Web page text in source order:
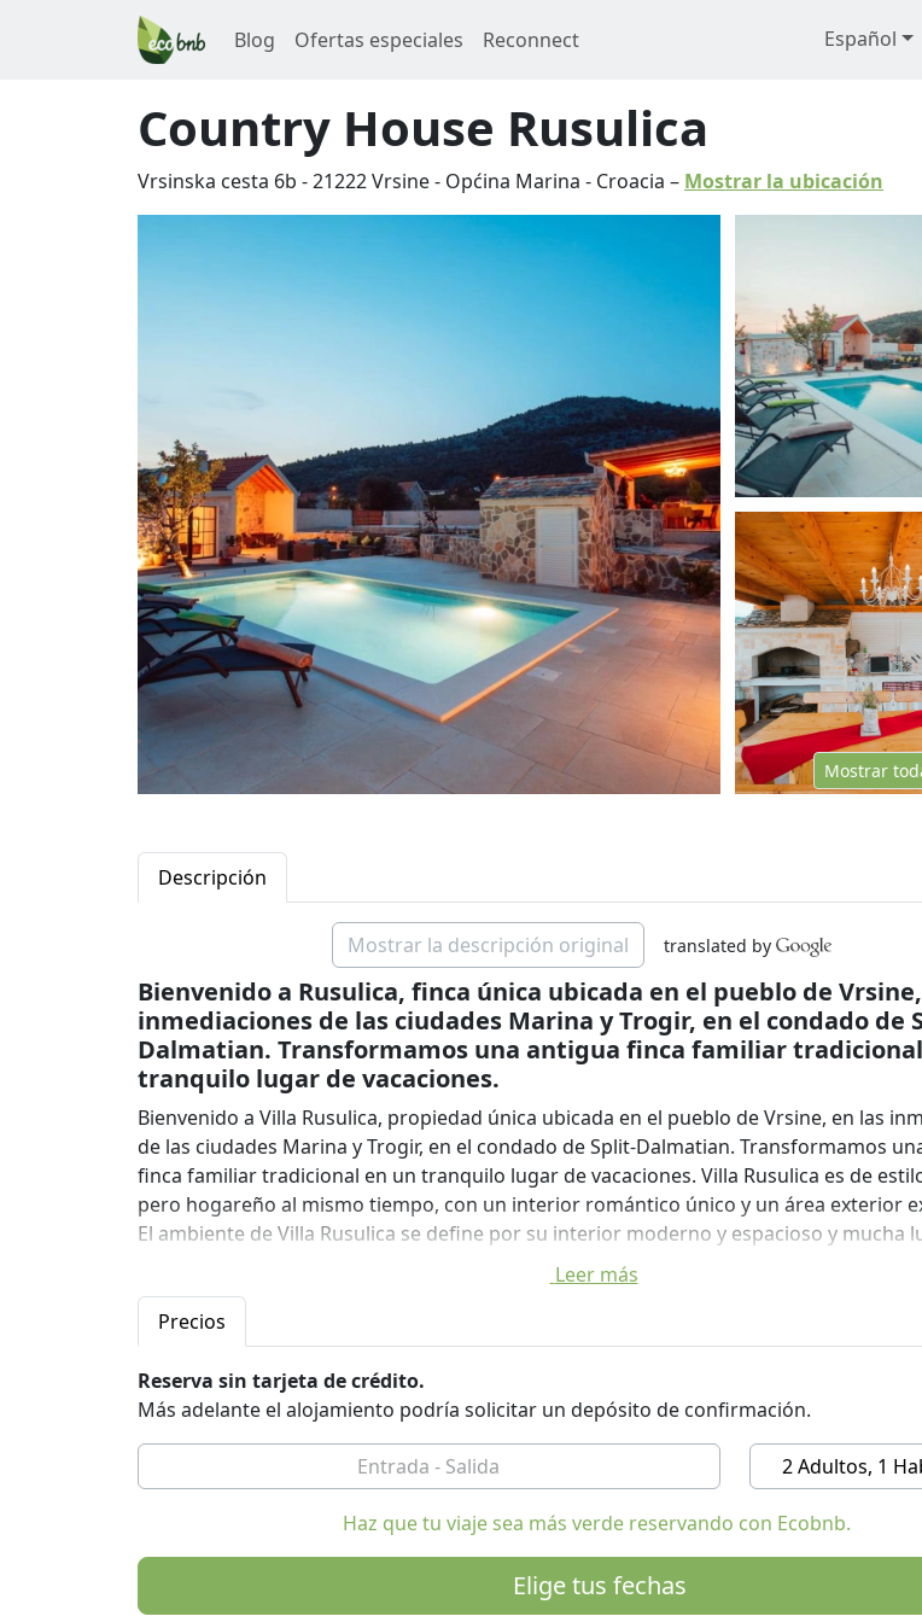
Blog Ofertas especiales Reconnect Español
Country House Rusulica
Vrsinska cesta 6b -21222Vrsine- Općina Marina - Croacia – Mostrar la ubicación
Mostrar
Descripción
Mostrar la descripción original translated by
Bienvenido a Rusulica, finca única ubicada en el pueblo de
inmediaciones de las ciudades Marina y Trogir, en el condado de
Dalmatian. Transformamos una antigua finca familiar
tranquilo lugar de vacaciones.
Bienvenido a Villa Rusulica, propiedad única ubicada en el pueblo de Vrsine, en las
de las ciudades Marina y Trogir, en el condado de Split-Dalmatian. Transformamos
finca familiar tradicional en un tranquilo lugar de vacaciones. Villa Rusulica es de
pero hogareño al mismo tiempo, con un interior romántico único y un área exterior
El ambiente de Villa Rusulica se define por su interior moderno y espacioso y mucha
Bienvenido a Villa Rusulica, propiedad única ubicada en el pueblo de Vrsine, en las
de las ciudades Marina y Trogir, en el condado de Split-Dalmatian. Transformamos
finca familiar tradicional en un tranquilo lugar de vacaciones. Villa Rusulica es de
pero hogareño al mismo tiempo, con un interior romántico único y un área exterior
El ambiente de Villa Rusulica se define por su interior moderno y espacioso y mucha
restaurantes y comercios, así como las playas, son fácilmente accesibles en coche.
Villa Rusulica tiene una cocina totalmente equipada, así que asegúrese de visitar los
locales de pescado y verduras. Siéntase libre de elegir hierbas y vegetales
Leer más
Precios
Reserva sin tarjeta de crédito.
Más adelante el alojamiento podría solicitar un depósito de confirmación.
2 Adultos, 1
Haz que tu viaje sea más verde reservando con Ecobnb.
Elige tus fechas